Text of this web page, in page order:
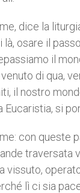
dice la
là, osare il
il
di qua,
il nostro
si
con queste
traversata
vissuto,
lì ci sia